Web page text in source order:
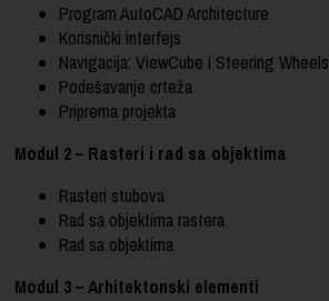
Program AutoCAD Architecture
Korisnički interfejs
Navigacija: ViewCube i Steering Wheels
Podešavanje crteža
Priprema projekta
Modul 2 – Rasteri i rad sa objektima
Rasteri stubova
Rad sa objektima rastera
Rad sa objektima
Modul 3 – Arhitektonski elementi